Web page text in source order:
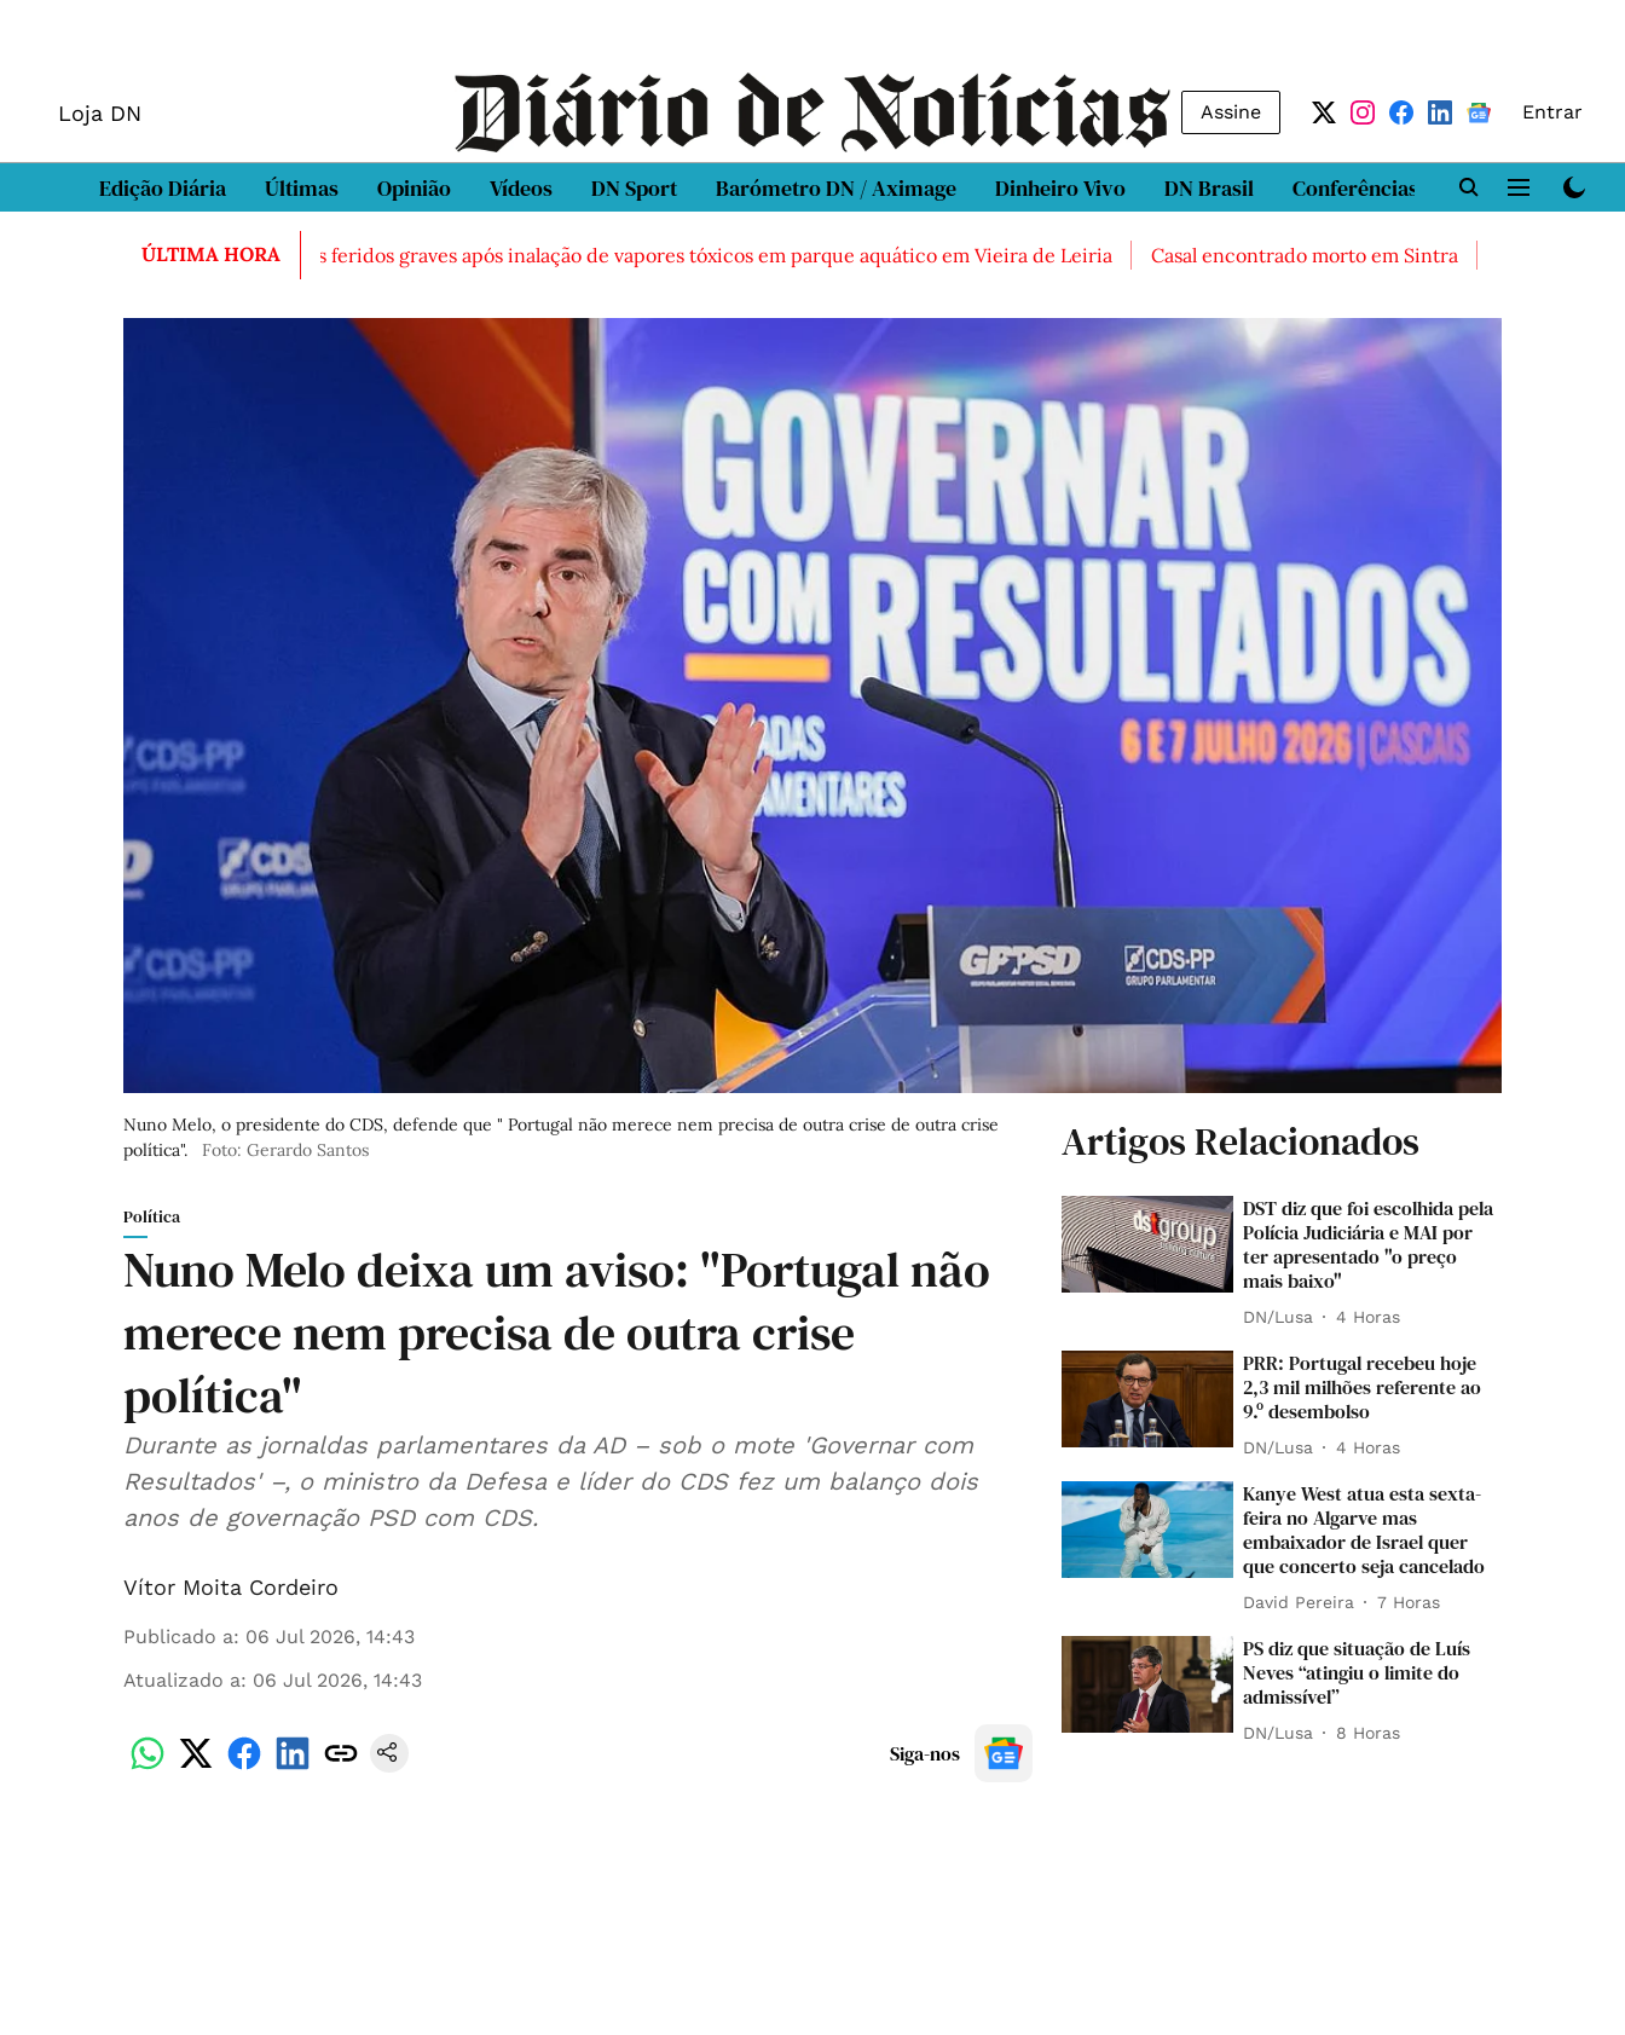
Loja DN Assine Entrar
Edição Diária Últimas Opinião Vídeos DN Sport Barómetro DN / Aximage Dinheiro Vivo DN Brasil Conferências DN LAB
ÚLTIMA HORA
morto em Sintra Três feridos graves após inalação de vapores tóxicos em parque aquático em Vieira de Leiria Casal encontrado morto em Sintra Três feridos graves
Nuno Melo, o presidente do CDS, defende que " Portugal não merece nem precisa de outra crise de outra crise
política".
Foto: Gerardo Santos
Política
Nuno Melo deixa um aviso: "Portugal não
merece nem precisa de outra crise
política"
Durante as jornaldas parlamentares da AD – sob o mote 'Governar com
Resultados' –, o ministro da Defesa e líder do CDS fez um balanço dois
anos de governação PSD com CDS.
Vítor Moita Cordeiro
Publicado a: 06 Jul 2026, 14:43
Atualizado a: 06 Jul 2026, 14:43
Siga-nos
Artigos Relacionados
DST diz que foi escolhida pela
Polícia Judiciária e MAI por
ter apresentado "o preço
mais baixo"
DN/Lusa 4 Horas
PRR: Portugal recebeu hoje
2,3 mil milhões referente ao
9.º desembolso
DN/Lusa 4 Horas
Kanye West atua esta sexta-
feira no Algarve mas
embaixador de Israel quer
que concerto seja cancelado
David Pereira 7 Horas
PS diz que situação de Luís
Neves “atingiu o limite do
admissível”
DN/Lusa 8 Horas